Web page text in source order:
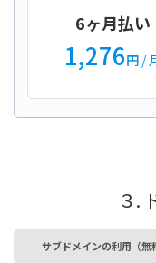
6ヶ月払い
1,276円 /
３.
サブドメインの利用（無